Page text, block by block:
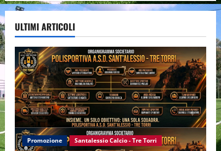
ULTIMI ARTICOLI
Promozione Santalessio Calcio - Tre Torri